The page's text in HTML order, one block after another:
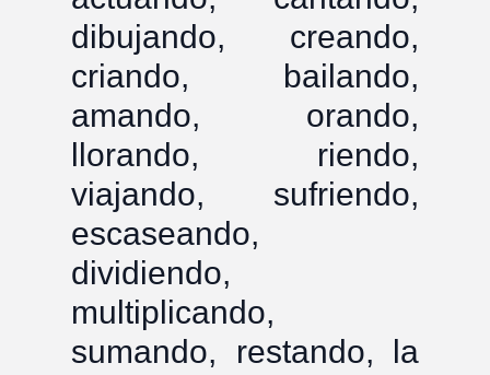
dibujando, creando,
criando, bailando,
amando, orando,
llorando, riendo,
viajando, sufriendo,
escaseando,
dividiendo,
multiplicando,
sumando, restando, la